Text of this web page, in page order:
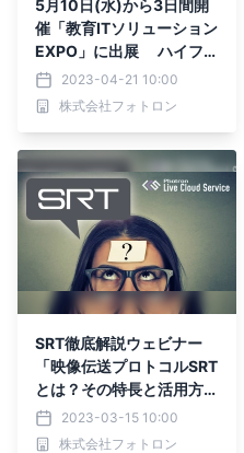
5月10日(水)から3日間開
催「教育ITソリューション
EXPO」に出展 ハイフレ
ックス授業・OSCE／実習
記録・社内教育 に関する
課題を解決する 収録／配
2023-04-21 10:00
株式会社フォトロン
SRT徹底解説ウェビナー
「映像伝送プロトコルSRT
とは？その特長と活用方
法」 を3月30日(木)に開
催
2023-03-15 10:00
株式会社フォトロン